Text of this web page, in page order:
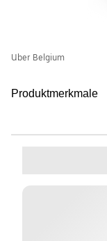
Uber Belgium
Produktmerkmale